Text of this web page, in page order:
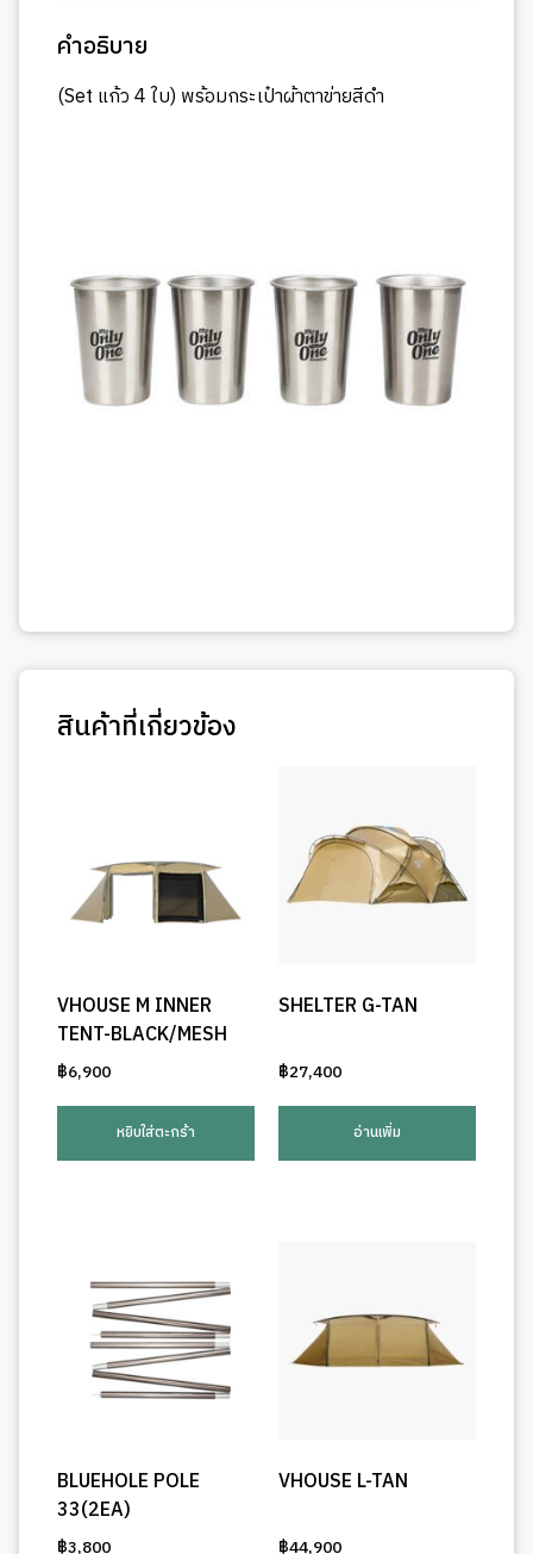
คำอธิบาย
(Set แก้ว 4 ใบ) พร้อมกระเป๋าผ้าตาข่ายสีดำ
สินค้าที่เกี่ยวข้อง
VHOUSE M INNER
TENT-BLACK/MESH
฿6,900
หยิบใส่ตะกร้า
SHELTER G-TAN
฿27,400
อ่านเพิ่ม
BLUEHOLE POLE
33(2EA)
฿3,800
VHOUSE L-TAN
฿44,900